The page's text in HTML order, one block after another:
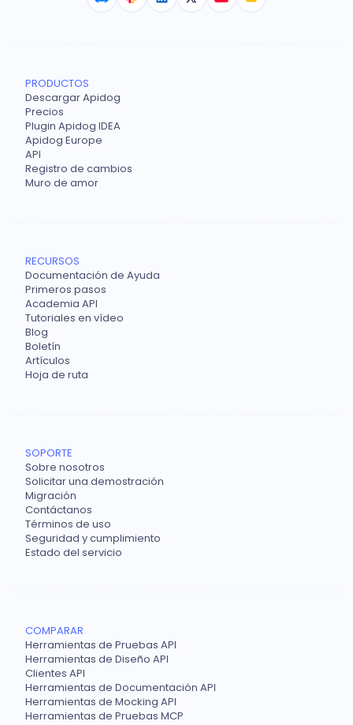
PRODUCTOS
Descargar Apidog
Precios
Plugin Apidog IDEA
Apidog Europe
API
Registro de cambios
Muro de amor
RECURSOS
Documentación de Ayuda
Primeros pasos
Academia API
Tutoriales en vídeo
Blog
Boletín
Artículos
Hoja de ruta
SOPORTE
Sobre nosotros
Solicitar una demostración
Migración
Contáctanos
Términos de uso
Seguridad y cumplimiento
Estado del servicio
COMPARAR
Herramientas de Pruebas API
Herramientas de Diseño API
Clientes API
Herramientas de Documentación API
Herramientas de Mocking API
Herramientas de Pruebas MCP